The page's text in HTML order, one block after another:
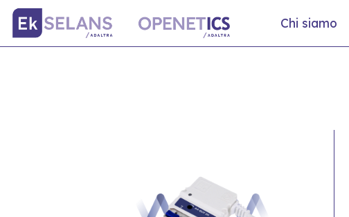
Chi siamo